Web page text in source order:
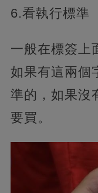
6.看執行標準
一般在標簽上
如果有這兩個
準的， 如果沒
要買。